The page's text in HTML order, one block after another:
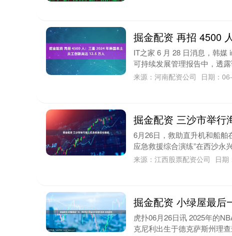
掘金配资 再招 4500
IT之家 6 月 28 日消息，韩媒
可持续发展管理报告中，透
来源：河南配资公司 日期：
掘金配资 三沙市举行
6月26日，救助直升机和船舶
应急救援综合演练”在西沙永
来源：江西股票配资公司 日期
掘金配资 小绿屋最后
虎扑06月26日讯 2025年的
克尼利出生于德克萨斯州理